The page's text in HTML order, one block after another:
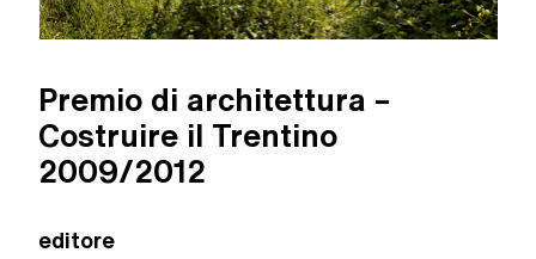
Premio di architettura –
Costruire il Trentino
2009/2012
editore